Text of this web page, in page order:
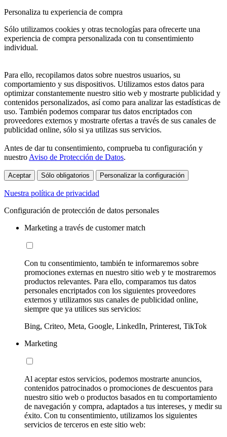
Personaliza tu experiencia de compra
Sólo utilizamos cookies y otras tecnologías para ofrecerte una
experiencia de compra personalizada con tu consentimiento
individual.
Para ello, recopilamos datos sobre nuestros usuarios, su
comportamiento y sus dispositivos. Utilizamos estos datos para
optimizar constantemente nuestro sitio web y mostrarte publicidad y
contenidos personalizados, así como para analizar las estadísticas de
uso. También podemos comparar tus datos encriptados con
proveedores externos y mostrarte ofertas a través de sus canales de
publicidad online, sólo si ya utilizas sus servicios.
Antes de dar tu consentimiento, comprueba tu configuración y
nuestro Aviso de Protección de Datos.
Aceptar Sólo obligatorios Personalizar la configuración
Nuestra política de privacidad
Configuración de protección de datos personales
Marketing a través de customer match
Con tu consentimiento, también te informaremos sobre
promociones externas en nuestro sitio web y te mostraremos
productos relevantes. Para ello, comparamos tus datos
personales encriptados con los siguientes proveedores
externos y utilizamos sus canales de publicidad online,
siempre que ya utilices sus servicios:
Bing, Criteo, Meta, Google, LinkedIn, Printerest, TikTok
Marketing
Al aceptar estos servicios, podemos mostrarte anuncios,
contenidos patrocinados o promociones de descuentos para
nuestro sitio web o productos basados en tu comportamiento
de navegación y compra, adaptados a tus intereses, y medir su
éxito. Con tu consentimiento, utilizamos los siguientes
servicios de terceros en este sitio web: